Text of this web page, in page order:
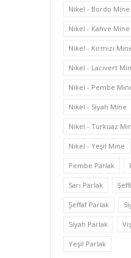
Nikel - Bordo Mine
Nikel - Kahve Mine
Nikel - Kırmızı
Nikel - Lacivert
Nikel - Pembe
Nikel - Siyah Mine
Nikel - Turkuaz
Nikel - Yeşil Mine
Pembe Parlak
Sarı Parlak
Şeffaf Parlak
Siyah Parlak
Yeşil Parlak